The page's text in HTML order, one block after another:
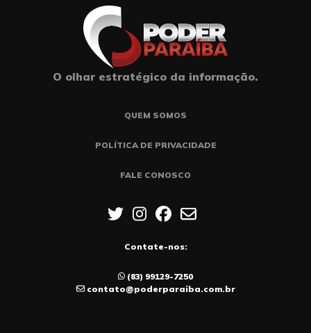
O olhar estratégico da informação.
QUEM SOMOS
POLÍTICA DE PRIVACIDADE
FALE CONOSCO
Contate-nos:
(83) 99129-7250
contato@poderparaiba.com.br